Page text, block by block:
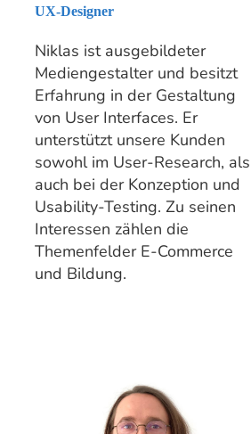
UX-Designer
Niklas ist ausgebildeter
Mediengestalter und besitzt
Erfahrung in der Gestaltung
von User Interfaces. Er
unterstützt unsere Kunden
sowohl im User-Research, als
auch bei der Konzeption und
Usability-Testing. Zu seinen
Interessen zählen die
Themenfelder E-Commerce
und Bildung.